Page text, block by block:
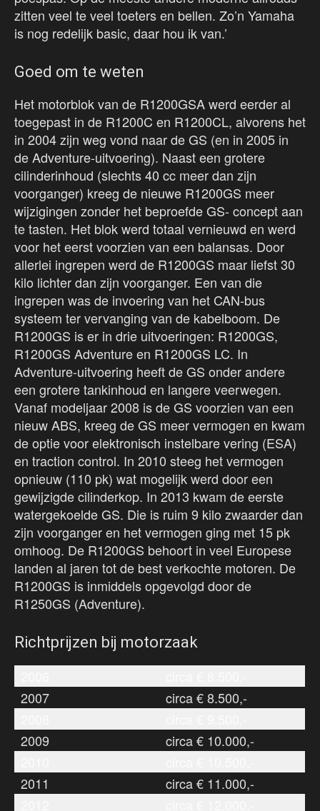
zitten veel te veel toeters en bellen. Zo’n Yamaha
is nog redelijk basic, daar hou ik van.’
Goed om te weten
Het motorblok van de R1200GSA werd eerder al
toegepast in de R1200C en R1200CL, alvorens het
in 2004 zijn weg vond naar de GS (en in 2005 in
de Adventure-uitvoering). Naast een grotere
cilinderinhoud (slechts 40 cc meer dan zijn
voorganger) kreeg de nieuwe R1200GS meer
wijzigingen zonder het beproefde GS- concept aan
te tasten. Het blok werd totaal vernieuwd en werd
voor het eerst voorzien van een balansas. Door
allerlei ingrepen werd de R1200GS maar liefst 30
kilo lichter dan zijn voorganger. Een van die
ingrepen was de invoering van het CAN-bus
systeem ter vervanging van de kabelboom. De
R1200GS is er in drie uitvoeringen: R1200GS,
R1200GS Adventure en R1200GS LC. In
Adventure-uitvoering heeft de GS onder andere
een grotere tankinhoud en langere veerwegen.
Vanaf modeljaar 2008 is de GS voorzien van een
nieuw ABS, kreeg de GS meer vermogen en kwam
de optie voor elektronisch instelbare vering (ESA)
en traction control. In 2010 steeg het vermogen
opnieuw (110 pk) wat mogelijk werd door een
gewijzigde cilinderkop. In 2013 kwam de eerste
watergekoelde GS. Die is ruim 9 kilo zwaarder dan
zijn voorganger en het vermogen ging met 15 pk
omhoog. De R1200GS behoort in veel Europese
landen al jaren tot de best verkochte motoren. De
R1200GS is inmiddels opgevolgd door de
R1250GS (Adventure).
Richtprijzen bij motorzaak
2007
circa € 8.500,-
2009
circa € 10.000,-
2011
circa € 11.000,-